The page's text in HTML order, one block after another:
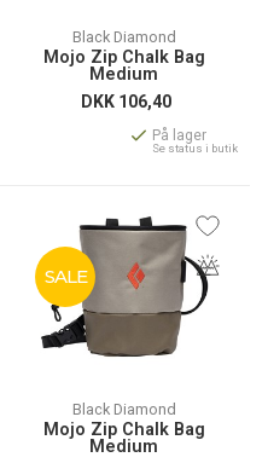
Black Diamond
Mojo Zip Chalk Bag
Medium
DKK 106,40
På lager
Se status i butik
SALE
Black Diamond
Mojo Zip Chalk Bag
Medium